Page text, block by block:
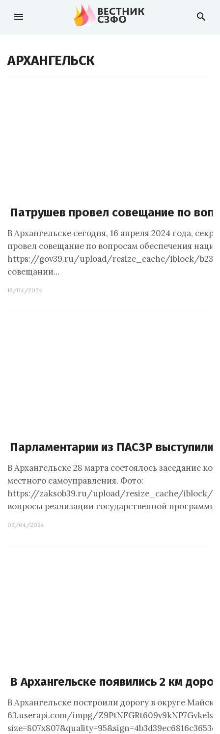
menu search
АРХАНГЕЛЬСК
Патрушев провел совещание по
В Архангельске сегодня, 16 апреля 2024 года,
провел совещание по вопросам обеспечения
https://gov39.ru/upload/resize_cache/iblock/b23/
совещании…
16/04/2024
Парламентарии из ПАСЗР выступили
В Архангельске 28 марта состоялось заседание
местного самоуправления. Фото:
https://zaksob39.ru/upload/resize_cache/iblock/
вопросы реализации государственной
02/04/2024
В Архангельске появились 2 км
В Архангельске построили дорогу в округе
63.userapi.com/impg/